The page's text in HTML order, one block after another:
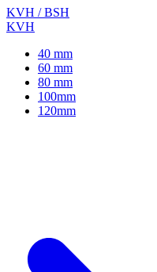
KVH / BSH
KVH
40 mm
60 mm
80 mm
100mm
120mm